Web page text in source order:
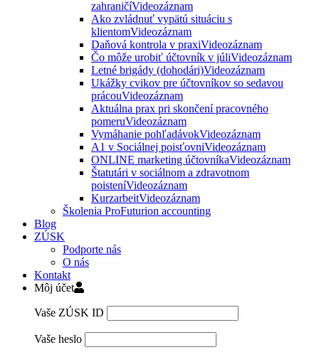
zahraničíVideozáznam
Ako zvládnuť vypätú situáciu s
klientomVideozáznam
Daňová kontrola v praxiVideozáznam
Čo môže urobiť účtovník v júliVideozáznam
Letné brigády (dohodári)Videozáznam
Ukážky cvikov pre účtovníkov so sedavou
prácouVideozáznam
Aktuálna prax pri skončení pracovného
pomeruVideozáznam
Vymáhanie pohľadávokVideozáznam
A1 v Sociálnej poisťovniVideozáznam
ONLINE marketing účtovníkaVideozáznam
Štatutári v sociálnom a zdravotnom
poisteníVideozáznam
KurzarbeitVideozáznam
Školenia ProFuturion accounting
Blog
ZÚSK
Podporte nás
O nás
Kontakt
Môj účet
Vaše ZÚSK ID
Vaše heslo